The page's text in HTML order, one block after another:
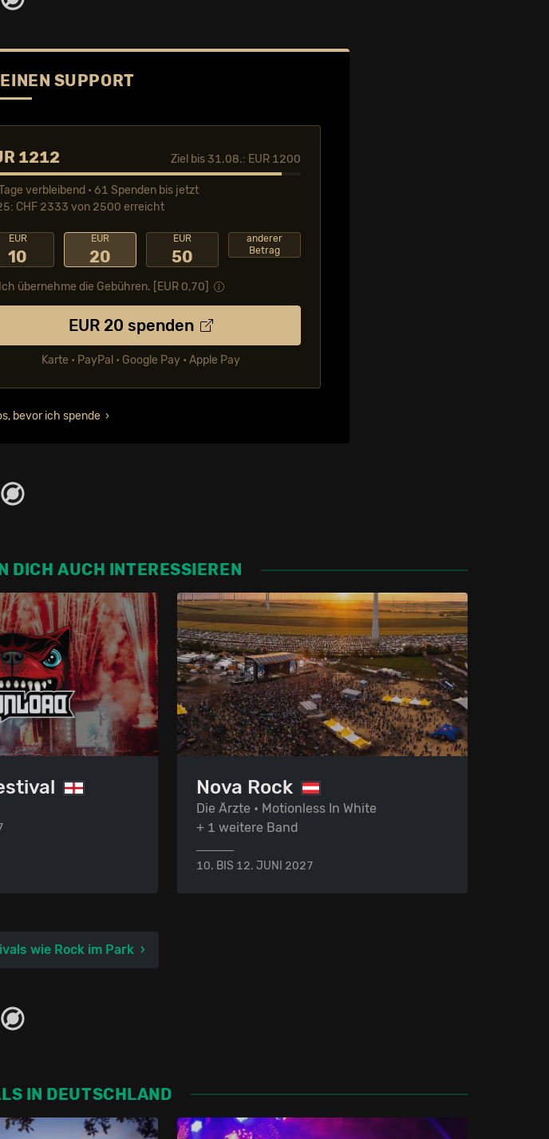
SUPPORT
1212 Ziel bis 31.08.: EUR 1200
verbleibend • 61 Spenden bis jetzt
CHF 2333 von 2500 erreicht
EUR
10
EUR
20
EUR
50
anderer
Betrag
Ich übernehme die Gebühren. [EUR0,70
EUR 20 spenden
Karte • PayPal • Google Pay • Apple Pay
bevor ich spende
DICH AUCH INTERESSIEREN
Nova Rock
Die Ärzte • Motionless In White
+ 1 weitere Band
10. BIS 12. JUNI 2027
wie Rock im Park
IN DEUTSCHLAND